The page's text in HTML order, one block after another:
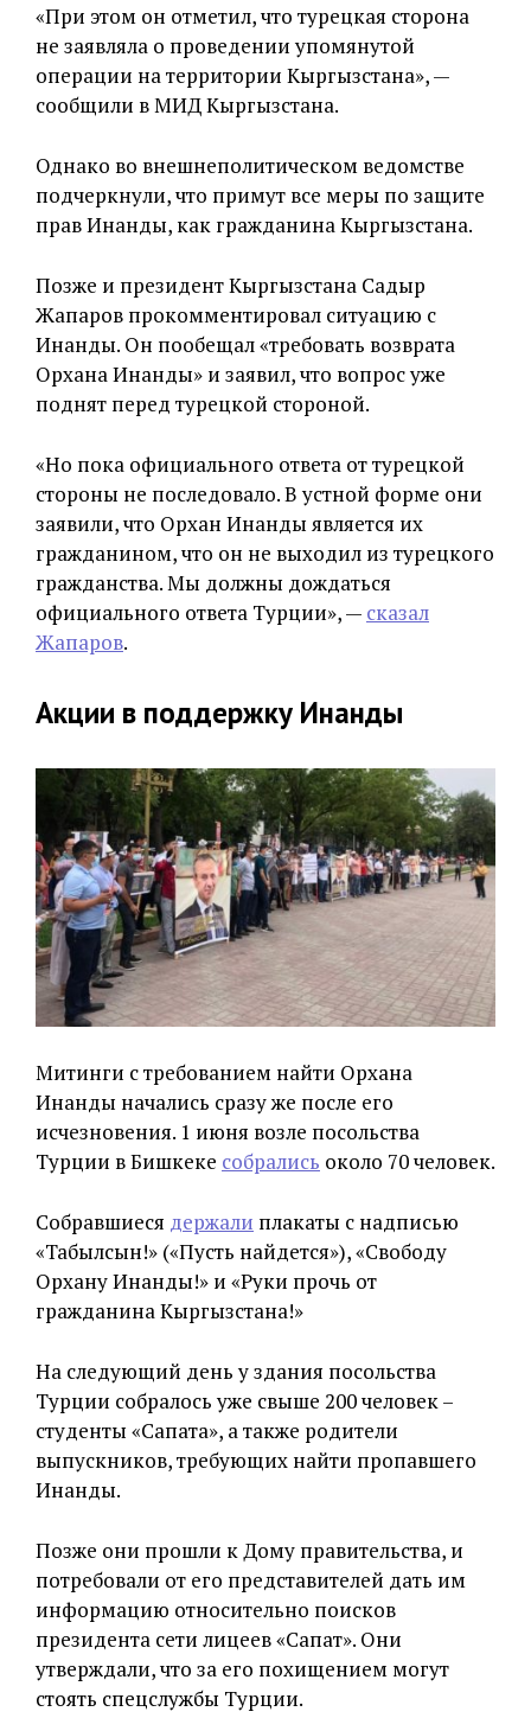
«При этом он отметил, что турецкая сторона
не заявляла о проведении упомянутой
операции на территории Кыргызстана», —
сообщили в МИД Кыргызстана.
Однако во внешнеполитическом ведомстве
подчеркнули, что примут все меры по защите
прав Инанды, как гражданина Кыргызстана.
Позже и президент Кыргызстана Садыр
Жапаров прокомментировал ситуацию с
Инанды. Он пообещал «требовать возврата
Орхана Инанды» и заявил, что вопрос уже
поднят перед турецкой стороной.
«Но пока официального ответа от турецкой
стороны не последовало. В устной форме они
заявили, что Орхан Инанды является их
гражданином, что он не выходил из турецкого
гражданства. Мы должны дождаться
официального ответа Турции», — сказал
Жапаров.
Акции в поддержку Инанды
Митинги с требованием найти Орхана
Инанды начались сразу же после его
исчезновения. 1 июня возле посольства
Турции в Бишкеке собрались около 70 человек.
Собравшиеся держали плакаты с надписью
«Табылсын!» («Пусть найдется»), «Свободу
Орхану Инанды!» и «Руки прочь от
гражданина Кыргызстана!»
На следующий день у здания посольства
Турции собралось уже свыше 200 человек –
студенты «Сапата», а также родители
выпускников, требующих найти пропавшего
Инанды.
Позже они прошли к Дому правительства, и
потребовали от его представителей дать им
информацию относительно поисков
президента сети лицеев «Сапат». Они
утверждали, что за его похищением могут
стоять спецслужбы Турции.